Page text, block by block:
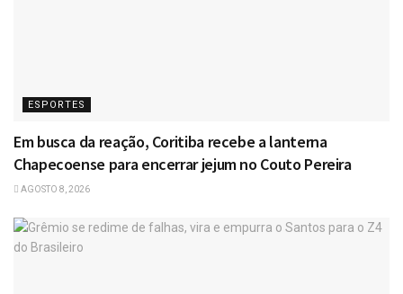
ESPORTES
Em busca da reação, Coritiba recebe a lanterna
Chapecoense para encerrar jejum no Couto Pereira
AGOSTO 8, 2026